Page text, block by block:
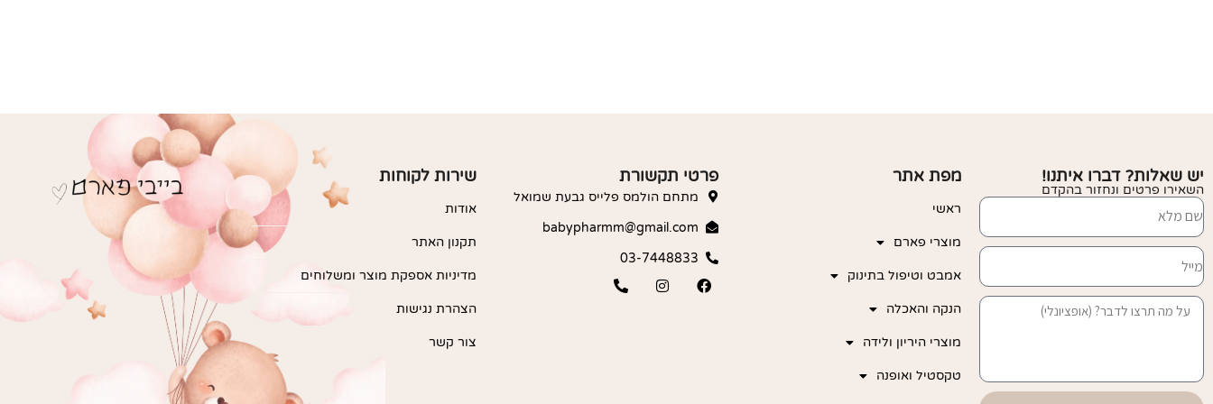
יש שאלות? דברו איתנו!
השאירו פרטים ונחזור בהקדם
מפת אתר
ראשי
מוצרי פארם
אמבט וטיפול בתינוק
הנקה והאכלה
מוצרי היריון ולידה
טקסטיל ואופנה
פרטי תקשורת
מתחם הולמס פלייס גבעת שמואל
babypharmm@gmail.com
03-7448833
שירות לקוחות
אודות
תקנון האתר
מדיניות אספקת מוצר ומשלוחים
הצהרת נגישות
צור קשר